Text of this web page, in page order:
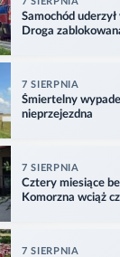
Samochód
Droga
7 SIERPNIA
Śmiertelny
nieprzejezdna
7 SIERPNIA
Cztery miesiące
Komorzna wciąż
7 SIERPNIA